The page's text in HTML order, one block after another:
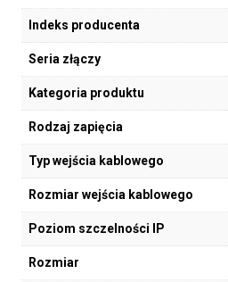
Indeks producenta
Seria złączy
Kategoria produktu
Rodzaj zapięcia
Typ wejścia kablowego
Rozmiar wejścia kablowego
Poziom szczelności IP
Rozmiar